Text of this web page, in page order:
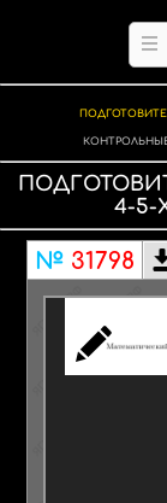
КОНТРОЛЬНЫЕ
4-5-
№ 31798